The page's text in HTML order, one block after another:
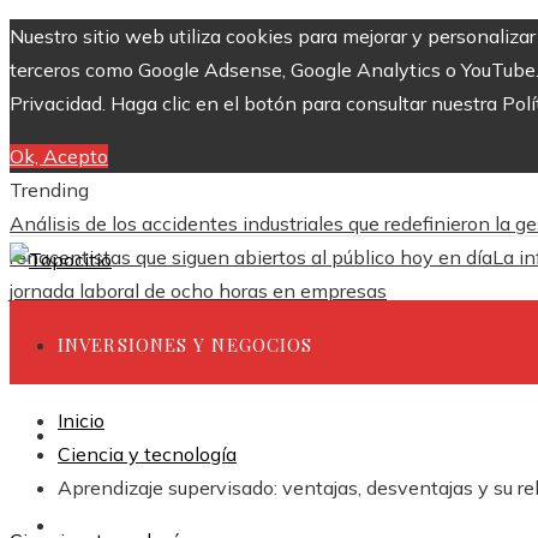
Nuestro sitio web utiliza cookies para mejorar y
terceros como Google Adsense, Google Analytics o
Privacidad. Haga clic en el botón para consultar nuestra
Ok, Acepto
Trending
Análisis de los accidentes industriales que redefinieron la
renacentistas que siguen abiertos al público hoy en díaLa
jornada laboral de ocho horas en empresas
INVERSIONES Y NEGOCIOS
CIENCIA Y TECNOLOGÍA
Inicio
Ciencia y tecnología
Aprendizaje supervisado: ventajas, desventajas y su